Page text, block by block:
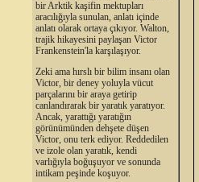
bir Arktik kaşifin mektupları
aracılığıyla sunulan, anlatı içinde
anlatı olarak ortaya çıkıyor. Walton,
trajik hikayesini paylaşan Victor
Frankenstein'la karşılaşıyor.
Zeki ama hırslı bir bilim insanı olan
Victor, bir deney yoluyla vücut
parçalarını bir araya getirip
canlandırarak bir yaratık yaratıyor.
Ancak, yarattığı yaratığın
görünümünden dehşete düşen
Victor, onu terk ediyor. Reddedilen
ve izole olan yaratık, kendi
varlığıyla boğuşuyor ve sonunda
intikam peşinde koşuyor.